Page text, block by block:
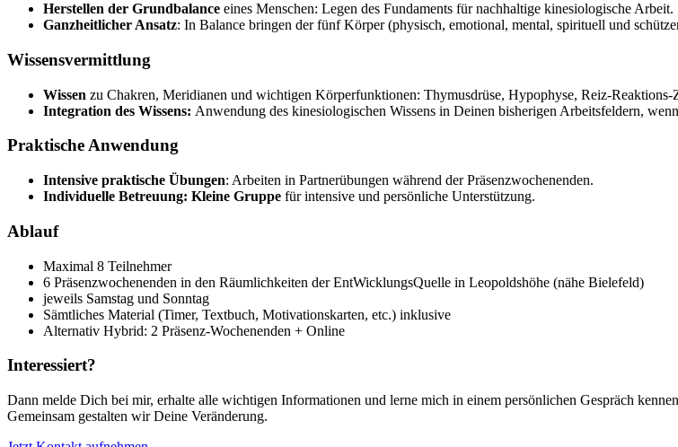
Herstellen der Grundbalance eines Menschen: Legen des Fundaments für nachhaltige kinesiologische Arbeit.
Ganzheitlicher Ansatz: In Balance bringen der fünf Körper (physisch, emotional, mental, spirituell und
Wissensvermittlung
Wissen zu Chakren, Meridianen und wichtigen Körperfunktionen: Thymusdrüse, Hypophyse, Reiz-Reaktions-
Integration des Wissens: Anwendung des kinesiologischen Wissens in Deinen bisherigen Arbeitsfeldern,
Praktische Anwendung
Intensive praktische Übungen: Arbeiten in Partnerübungen während der Präsenzwochenenden.
Individuelle Betreuung: Kleine Gruppe für intensive und persönliche Unterstützung.
Ablauf
Maximal 8 Teilnehmer
6 Präsenzwochenenden in den Räumlichkeiten der EntWicklungsQuelle in Leopoldshöhe (nähe Bielefeld)
jeweils Samstag und Sonntag
Sämtliches Material (Timer, Textbuch, Motivationskarten, etc.) inklusive
Alternativ Hybrid: 2 Präsenz-Wochenenden + Online
Interessiert?
Dann melde Dich bei mir, erhalte alle wichtigen Informationen und lerne mich in einem persönlichen Gespräch
Gemeinsam gestalten wir Deine Veränderung.